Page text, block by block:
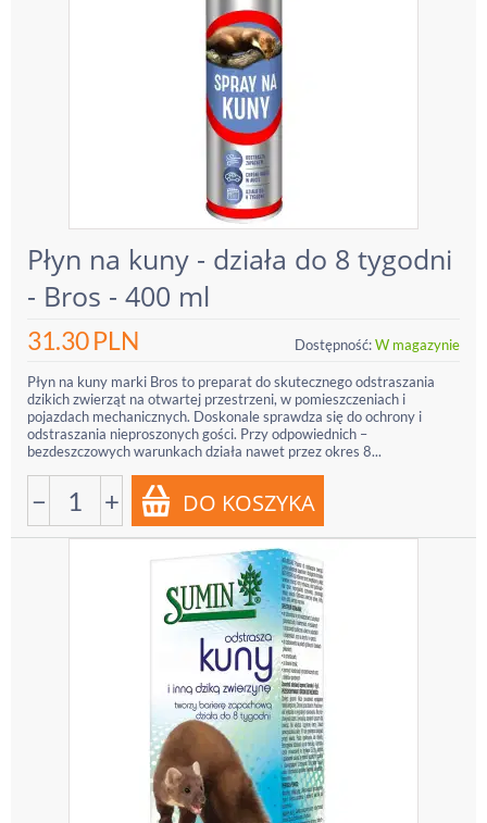
Płyn na kuny - działa do 8 tygodni
- Bros - 400 ml
31.30PLN Dostępność:W magazynie
Płyn na kuny marki Bros to preparat do skutecznego odstraszania
dzikich zwierząt na otwartej przestrzeni, w pomieszczeniach i
pojazdach mechanicznych. Doskonale sprawdza się do ochrony i
odstraszania nieproszonych gości. Przy odpowiednich –
bezdeszczowych warunkach działa nawet przez okres 8...
− +